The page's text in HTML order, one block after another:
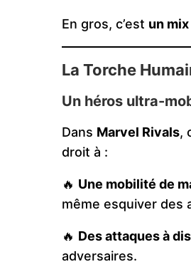
En gros, c’est un
La Torche
Un héros ultra-
Dans Marvel Rivals,
droit à :
🔥 Une mobilité de
même esquiver des
🔥 Des attaques à
adversaires.